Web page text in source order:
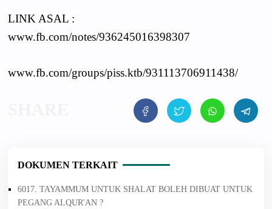
LINK ASAL :
www.fb.com/notes/936245016398307
www.fb.com/groups/piss.ktb/931113706911438/
DOKUMEN TERKAIT
6017. TAYAMMUM UNTUK SHALAT BOLEH DIBUAT UNTUK
PEGANG ALQUR'AN ?